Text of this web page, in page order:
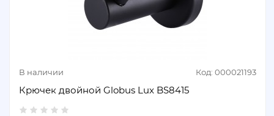
В наличии Код: 000021193
Крючек двойной Globus Lux BS8415